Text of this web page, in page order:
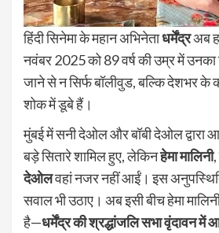
हिंदी सिनेमा के महान अभिनेताधर्मेंद्रअब
नवंबर 2025 को 89 वर्ष की उम्र में
जाने से न सिर्फ बॉलीवुड, बल्कि देशभर के
शोक में डूबे हैं।
मुंबई में सनी देओल और बॉबी देओल द्वारा
बड़े सितारे शामिल हुए, लेकिनहेमा मालिनी,
देओलवहां नजर नहीं आईं। इस
सवाल भी उठाए। अब इसी बीच हेमा
है—धर्मेंद्र की श्रद्धांजलि सभा वृंदावन में